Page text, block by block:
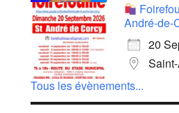
André-de-
20
Tous les évènements...